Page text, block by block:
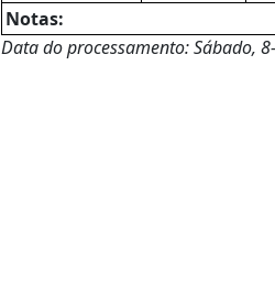
Notas:
Data do processamento: Sábado,